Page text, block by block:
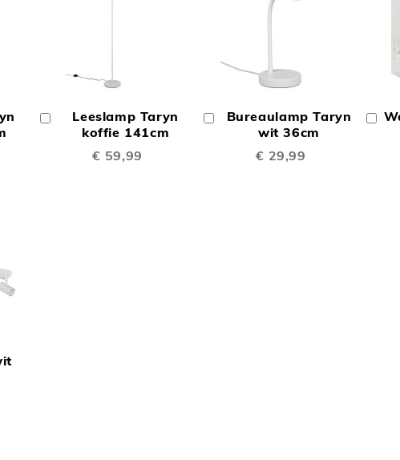
TOEVOEGEN
Leeslamp Taryn
koffie 141cm
€ 59,99
Winkelwagen
TOEVOEGEN
TE
Bureaulamp Taryn
wit 36cm
€ 29,99
Winkelwagen
TOEVOEGEN
TE
In